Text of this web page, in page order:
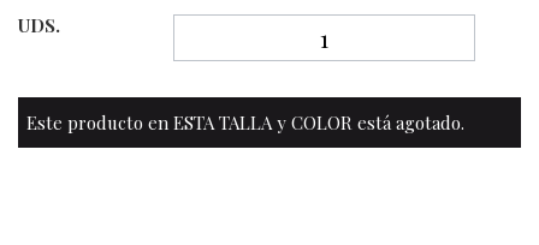
UDS.
Este producto en ESTA TALLA y COLOR está agotado.